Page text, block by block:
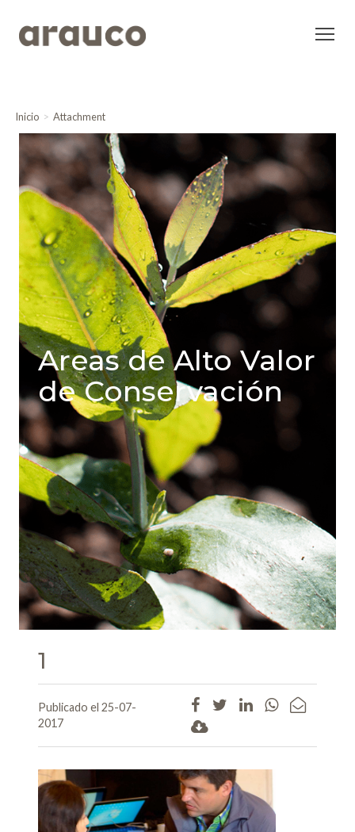
Inicio Attachment
Areas de Alto Valor
de Conservación
1
Publicado el 25-07-
2017